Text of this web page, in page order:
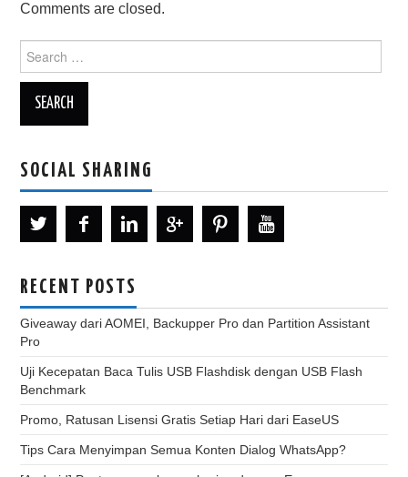
Comments are closed.
Search
for:
SOCIAL SHARING
RECENT POSTS
Giveaway dari AOMEI, Backupper Pro dan Partition Assistant
Pro
Uji Kecepatan Baca Tulis USB Flashdisk dengan USB Flash
Benchmark
Promo, Ratusan Lisensi Gratis Setiap Hari dari EaseUS
Tips Cara Menyimpan Semua Konten Dialog WhatsApp?